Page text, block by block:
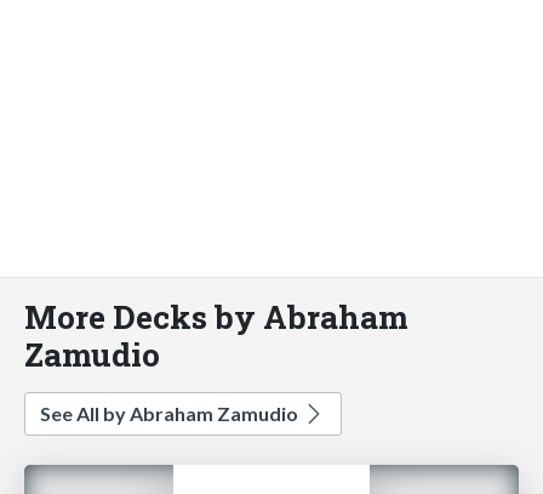
More Decks by Abraham
Zamudio
See All by Abraham Zamudio